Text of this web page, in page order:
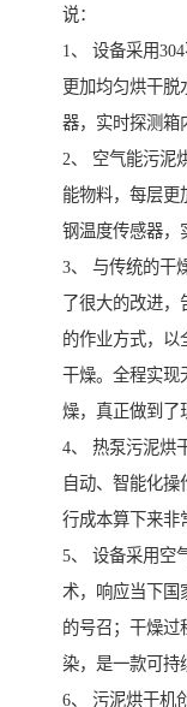
说：
1、 设备采用
更加均匀烘干
器，实时探测箱
2、 空气能污泥
能物料，每层更
钢温度传感器，
3、 与传统的干
了很大的改进
的作业方式，以
干燥。全程实现
燥，真正做到了
4、 热泵污泥烘
自动、智能化
行成本算下来非
5、 设备采用空
术，响应当下国
的号召；干燥过
染，是一款可持
6、 污泥烘干机